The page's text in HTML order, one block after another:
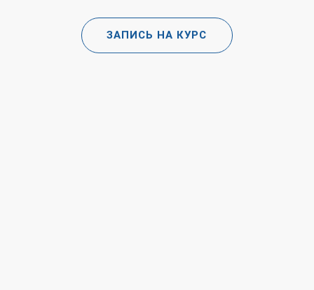
ЗАПИСЬ НА КУРС